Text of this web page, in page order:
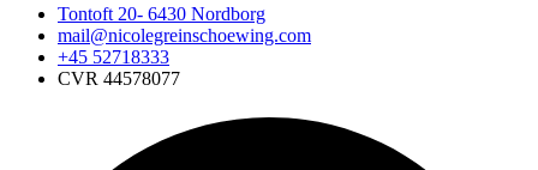
Tontoft 20- 6430 Nordborg
mail@nicolegreinschoewing.com
+45 52718333
CVR 44578077